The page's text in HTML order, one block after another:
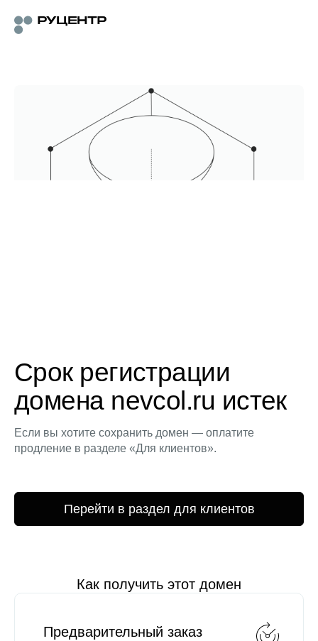
Срок регистрации
домена nevcol.ru истек
Если вы хотите сохранить домен — оплатите
продление в разделе «Для клиентов».
Перейти в раздел для клиентов
Как получить этот домен
Предварительный заказ